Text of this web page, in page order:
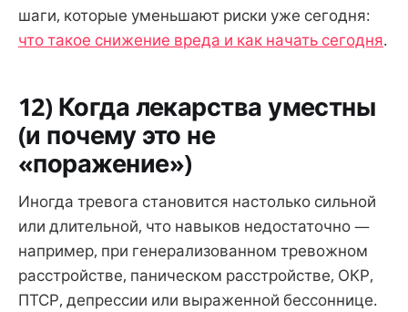
шаги, которые уменьшают риски уже сегодня:
что такое снижение вреда и как начать сегодня.
12) Когда лекарства уместны
(и почему это не
«поражение»)
Иногда тревога становится настолько сильной
или длительной, что навыков недостаточно —
например, при генерализованном тревожном
расстройстве, паническом расстройстве, ОКР,
ПТСР, депрессии или выраженной бессоннице.